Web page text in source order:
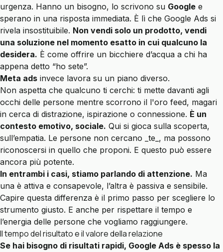
urgenza. Hanno un bisogno, lo scrivono su Google e
sperano in una risposta immediata. È lì che Google Ads si
rivela insostituibile. Non vendi solo un prodotto, vendi
una soluzione nel momento esatto in cui qualcuno la
desidera. È come offrire un bicchiere d’acqua a chi ha
appena detto “ho sete”.
Meta ads invece lavora su un piano diverso.
Non aspetta che qualcuno ti cerchi: ti mette davanti agli
occhi delle persone mentre scorrono il l'oro feed, magari
in cerca di distrazione, ispirazione o connessione. È un
contesto emotivo, sociale. Qui si gioca sulla scoperta,
sull’empatia. Le persone non cercano _te_, ma possono
riconoscersi in quello che proponi. E questo può essere
ancora più potente.
In entrambi i casi, stiamo parlando di attenzione. Ma
una è attiva e consapevole, l’altra è passiva e sensibile.
Capire questa differenza è il primo passo per scegliere lo
strumento giusto. E anche per rispettare il tempo e
l’energia delle persone che vogliamo raggiungere.
Il tempo del risultato e il valore della relazione
Se hai bisogno di risultati rapidi, Google Ads è spesso la